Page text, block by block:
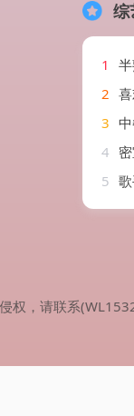
综
1
2
3
4
5
权，请联系